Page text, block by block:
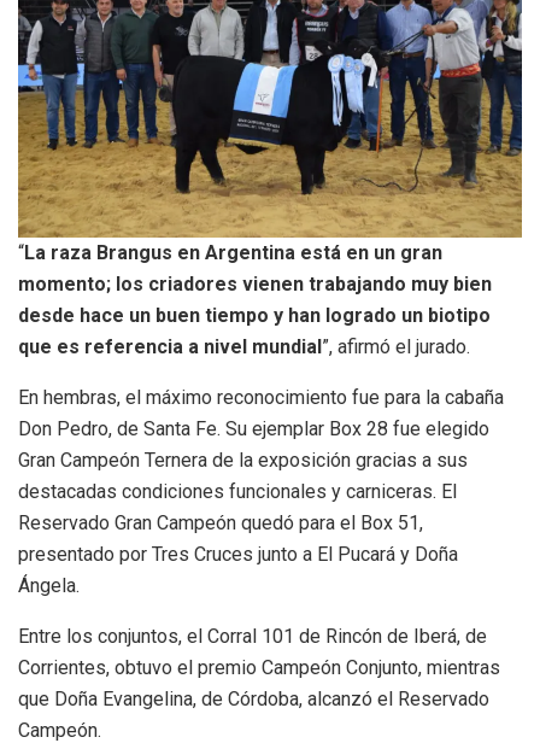
“La raza Brangus en Argentina está en un gran
momento; los criadores vienen trabajando muy bien
desde hace un buen tiempo y han logrado un biotipo
que es referencia a nivel mundial”, afirmó el jurado.
En hembras, el máximo reconocimiento fue para la cabaña
Don Pedro, de Santa Fe. Su ejemplar Box 28 fue elegido
Gran Campeón Ternera de la exposición gracias a sus
destacadas condiciones funcionales y carniceras. El
Reservado Gran Campeón quedó para el Box 51,
presentado por Tres Cruces junto a El Pucará y Doña
Ángela.
Entre los conjuntos, el Corral 101 de Rincón de Iberá, de
Corrientes, obtuvo el premio Campeón Conjunto, mientras
que Doña Evangelina, de Córdoba, alcanzó el Reservado
Campeón.